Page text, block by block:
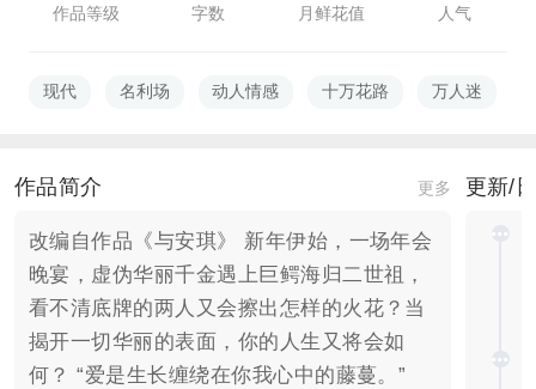
作品等级 字数 月鲜花值 人气
现代 名利场 动人情感 十万花路 万人迷
作品简介 更多
改编自作品《与安琪》 新年伊始，一场年会
晚宴，虚伪华丽千金遇上巨鳄海归二世祖，
看不清底牌的两人又会擦出怎样的火花？当
揭开一切华丽的表面，你的人生又将会如
何？ “爱是生长缠绕在你我心中的藤蔓。”
更新/